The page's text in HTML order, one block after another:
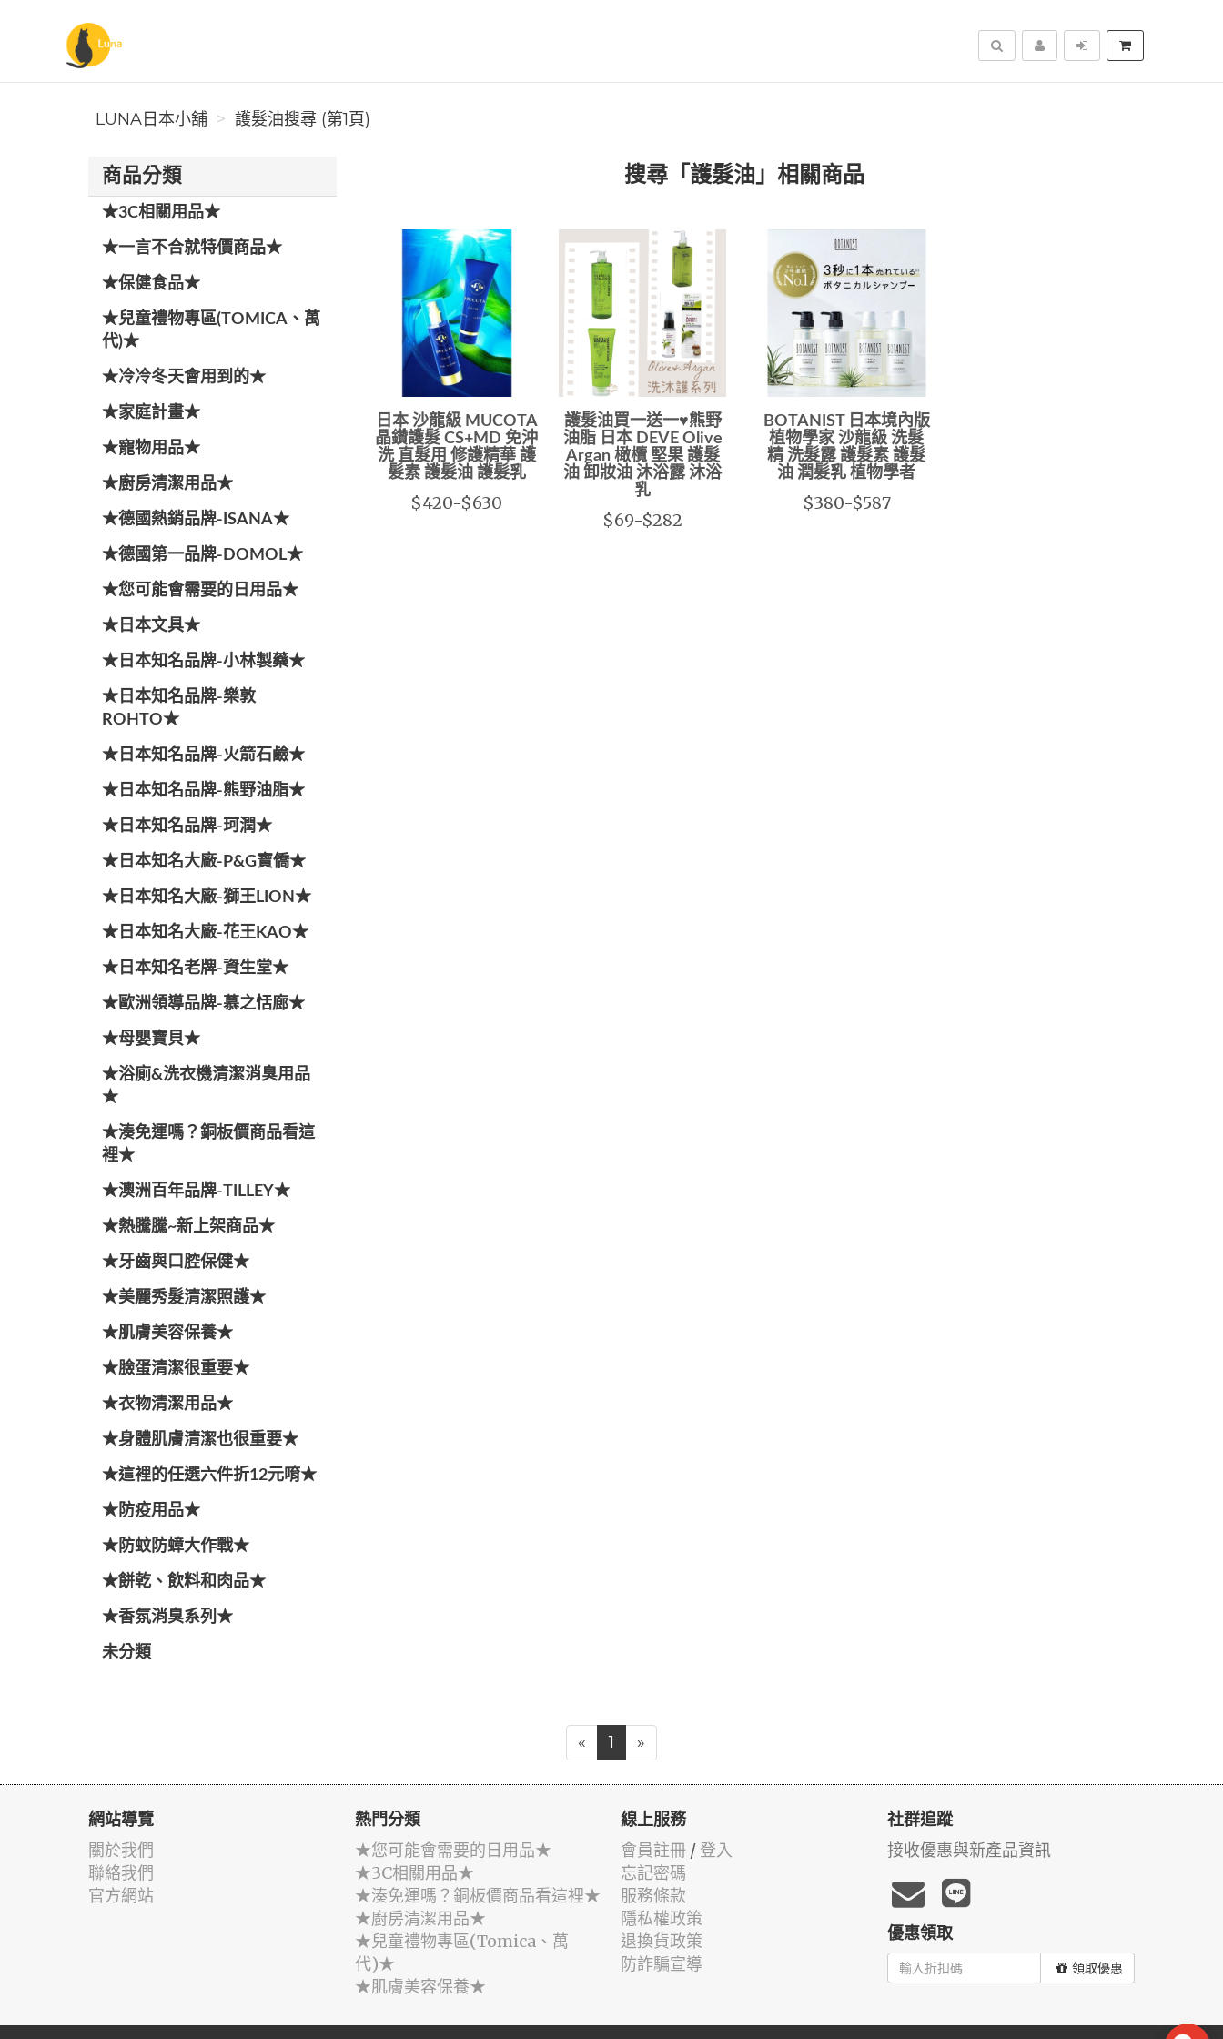
Luna日本小舖
搜尋
LUNA日本小舖 護髮油搜尋 (第1頁)
商品分類
★3C相關用品★
★一言不合就特價商品★
★保健食品★
★兒童禮物專區(TOMICA、萬
代)★
★冷冷冬天會用到的★
★家庭計畫★
★寵物用品★
★廚房清潔用品★
★德國熱銷品牌-ISANA★
★德國第一品牌-DOMOL★
★您可能會需要的日用品★
★日本文具★
★日本知名品牌-小林製藥★
★日本知名品牌-樂敦
ROHTO★
★日本知名品牌-火箭石鹼★
★日本知名品牌-熊野油脂★
★日本知名品牌-珂潤★
★日本知名大廠-P&G寶僑★
★日本知名大廠-獅王LION★
★日本知名大廠-花王KAO★
★日本知名老牌-資生堂★
★歐洲領導品牌-慕之恬廊★
★母嬰寶貝★
★浴廁&洗衣機清潔消臭用品
★
★湊免運嗎？銅板價商品看這
裡★
★澳洲百年品牌-TILLEY★
★熱騰騰~新上架商品★
★牙齒與口腔保健★
★美麗秀髮清潔照護★
★肌膚美容保養★
★臉蛋清潔很重要★
★衣物清潔用品★
★身體肌膚清潔也很重要★
★這裡的任選六件折12元唷★
★防疫用品★
★防蚊防蟑大作戰★
★餅乾、飲料和肉品★
★香氛消臭系列★
未分類
搜尋「護髮油」相關商品
日本 沙龍級 MUCOTA
晶鑽護髮 CS+MD 免沖
洗 直髮用 修護精華 護
髮素 護髮油 護髮乳
$420-$630
護髮油買一送一♥熊野
油脂 日本 DEVE Olive
Argan 橄欖 堅果 護髮
油 卸妝油 沐浴露 沐浴
乳
$69-$282
BOTANIST 日本境內版
植物學家 沙龍級 洗髮
精 洗髮露 護髮素 護髮
油 潤髮乳 植物學者
$380-$587
« 1 »
網站導覽
關於我們
聯絡我們
官方網站
熱門分類
★您可能會需要的日用品★
★3C相關用品★
★湊免運嗎？銅板價商品看這裡★
★廚房清潔用品★
★兒童禮物專區(Tomica、萬
代)★
★肌膚美容保養★
線上服務
會員註冊 / 登入
忘記密碼
服務條款
隱私權政策
退換貨政策
防詐騙宣導
社群追蹤
接收優惠與新產品資訊
優惠領取
領取優惠